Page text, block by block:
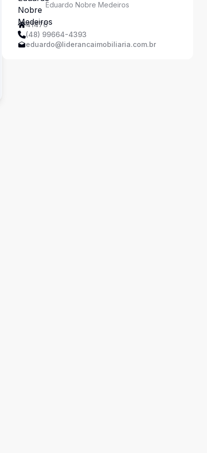
Eduardo Nobre Medeiros
41476
(48) 99664-4393
eduardo@liderancaimobiliaria.com.br